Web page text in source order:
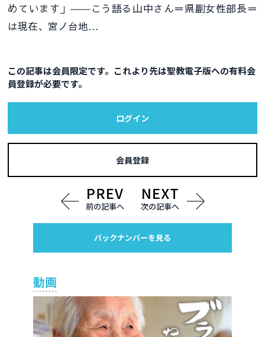
めています」――こう語る山中さん＝県副女性部長＝
は現在、宮ノ台地…
この記事は会員限定です。これより先は聖教電子版への有料会
員登録が必要です。
ログイン
会員登録
前の記事へ 次の記事へ
バックナンバーを見る
動画